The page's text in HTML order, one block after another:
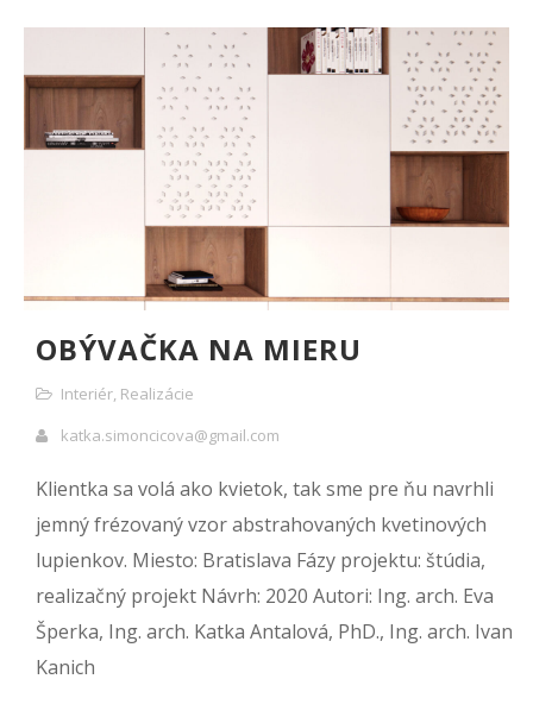
OBÝVAČKA NA MIERU
Interiér, Realizácie
katka.simoncicova@gmail.com
Klientka sa volá ako kvietok, tak sme pre ňu navrhli
jemný frézovaný vzor abstrahovaných kvetinových
lupienkov. Miesto: Bratislava Fázy projektu: štúdia,
realizačný projekt Návrh: 2020 Autori: Ing. arch. Eva
Šperka, Ing. arch. Katka Antalová, PhD., Ing. arch. Ivan
Kanich